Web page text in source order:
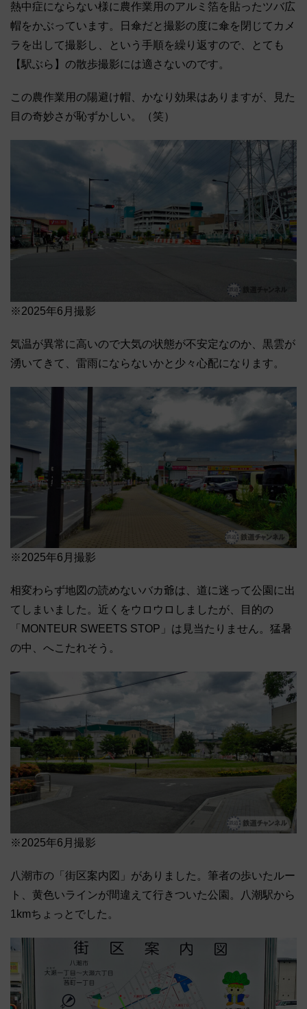
熱中症にならない様に農作業用のアルミ箔を貼ったツバ広
帽をかぶっています。日傘だと撮影の度に傘を閉じてカメ
ラを出して撮影し、という手順を繰り返すので、とても
【駅ぶら】の散歩撮影には適さないのです。
この農作業用の陽避け帽、かなり効果はありますが、見た
目の奇妙さが恥ずかしい。（笑）
※2025年6月撮影
気温が異常に高いので大気の状態が不安定なのか、黒雲が
湧いてきて、雷雨にならないかと少々心配になります。
※2025年6月撮影
相変わらず地図の読めないバカ爺は、道に迷って公園に出
てしまいました。近くをウロウロしましたが、目的の
「MONTEUR SWEETS STOP」は見当たりません。猛暑
の中、へこたれそう。
※2025年6月撮影
八潮市の「街区案内図」がありました。筆者の歩いたルー
ト、黄色いラインが間違えて行きついた公園。八潮駅から
1kmちょっとでした。